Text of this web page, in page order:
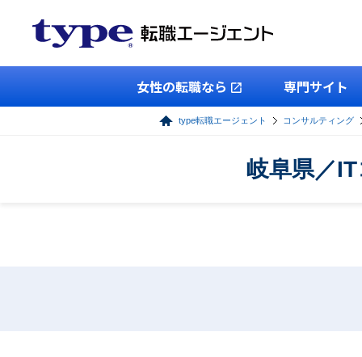
女性の転職なら 専門サイト
type転職エージェント コンサルティング
岐阜県／